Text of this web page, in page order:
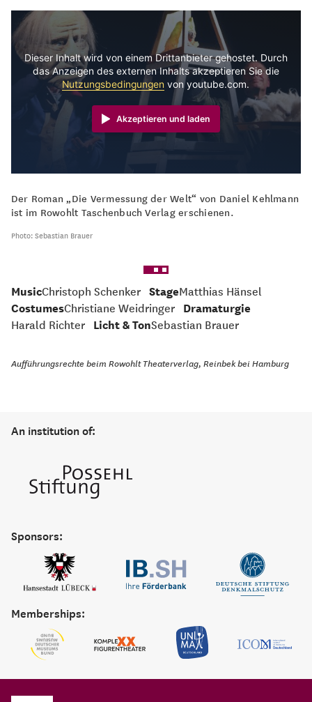
Dieser Inhalt wird von einem Drittanbieter gehostet. Durch
das Anzeigen des externen Inhalts akzeptieren Sie die
Nutzungsbedingungen von youtube.com.
Akzeptieren und laden
Der Roman „Die Vermessung der Welt“ von Daniel Kehlmann
ist im Rowohlt Taschenbuch Verlag erschienen.
Photo: Sebastian Brauer
MusicChristoph Schenker StageMatthias Hänsel
CostumesChristiane Weidringer Dramaturgie
Harald Richter Licht & TonSebastian Brauer
Aufführungsrechte beim Rowohlt Theaterverlag, Reinbek bei Hamburg
An institution of:
Sponsors:
Memberships: